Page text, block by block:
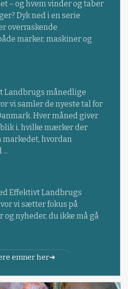
– og hvem vinder og taber
Dyk ned i en serie
overraskende
marker, maskiner og
Landbrugs månedlige
vi samler de nyeste tal for
Hver måned giver
i, hvilke mærker der
markedet, hvordan
Effektivt Landbrugs
vi sætter fokus på
nyheder, du ikke må gå
emner her